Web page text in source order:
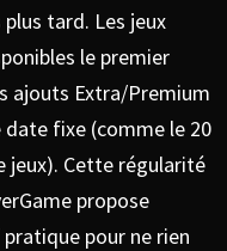
tard. Les jeux
le premier
ajouts Extra/Premium
fixe (comme le 20
jeux). Cette régularité
propose
pour ne rien